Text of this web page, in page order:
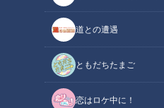
道との遭遇
ともだちたまご
恋はロケ中に！
「（右から）今回初舞台の舞妓の佳つ
CBCテレビ
ニュースコラム
論説室発コラム